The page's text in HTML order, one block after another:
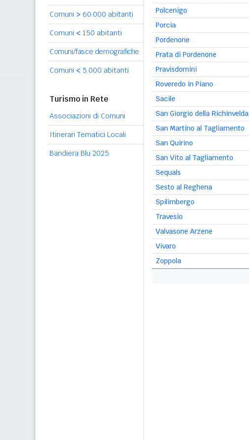
Comuni > 60.000 abitanti
Comuni < 150 abitanti
Comuni/fasce demografiche
Comuni < 5.000 abitanti
Turismo in Rete
Associazioni di Comuni
Itinerari Tematici Locali
Bandiera Blu 2025
Polcenigo
Porcia
Pordenone
Prata di Pordenone
Pravisdomini
Roveredo in Piano
Sacile
San Giorgio della Richinvelda
San Martino al Tagliamento
San Quirino
San Vito al Tagliamento
Sequals
Sesto al Reghena
Spilimbergo
Travesio
Valvasone Arzene
Vivaro
Zoppola